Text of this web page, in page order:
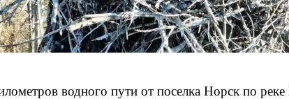
водного пути от поселка Норск по